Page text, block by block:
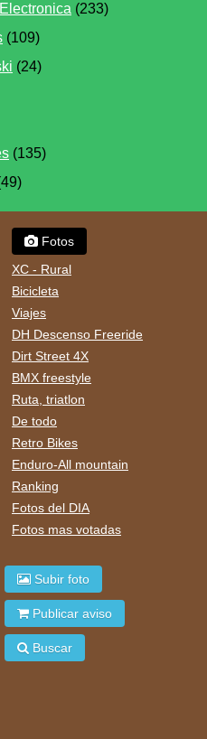
(233)
(109)
(24)
(135)
Fotos
XC - Rural
Bicicleta
Viajes
DH Descenso Freeride
Dirt Street 4X
BMX freestyle
Ruta, triatlon
De todo
Retro Bikes
Enduro-All mountain
Ranking
Fotos del DIA
Fotos mas votadas
Subir foto
Publicar aviso
Buscar